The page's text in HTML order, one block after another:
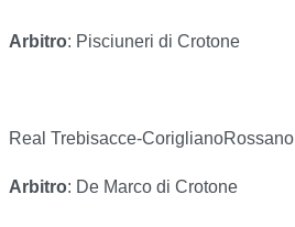
Arbitro: Pisciuneri di Crotone
Real Trebisacce-CoriglianoRossano
Arbitro: De Marco di Crotone